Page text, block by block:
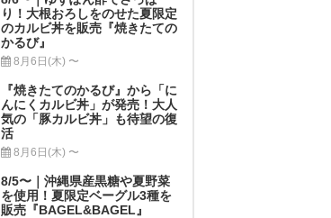
り！大根おろしをのせた夏限定
のカルビ丼を販売『焼きたての
かるび』
8月6日(木) 〜
『焼きたてのかるび』から「に
んにくカルビ丼」が発売！大人
気の「豚カルビ丼」も待望の復
活
8月6日(木) 〜
8/5〜｜沖縄県産黒糖や夏野菜
を使用！夏限定ベーグル3種を
販売『BAGEL&BAGEL』